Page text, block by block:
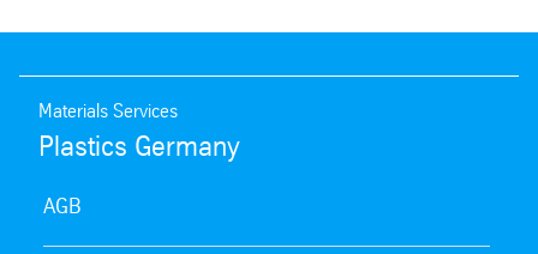
Materials Services
Plastics Germany
AGB